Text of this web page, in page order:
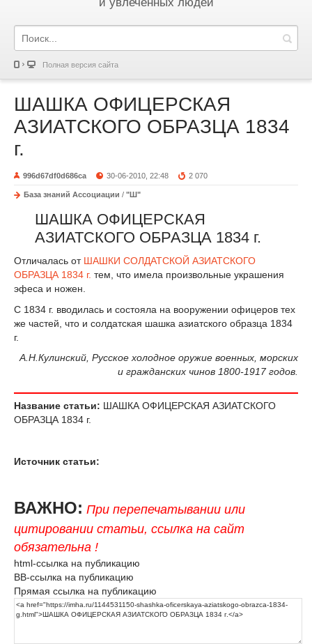
Полная версия сайта
ШАШКА ОФИЦЕРСКАЯ
АЗИАТСКОГО ОБРАЗЦА 1834
г.
996d67df0d686ca 30-06-2010, 22:48 2 070
База знаний Ассоциации / "Ш"
ШАШКА ОФИЦЕРСКАЯ
АЗИАТСКОГО ОБРАЗЦА 1834 г.
Отличалась отШАШКИ СОЛДАТСКОЙ АЗИАТСКОГО
ОБРАЗЦА 1834 г. тем, что имела произвольные украшения
эфеса и ножен.
С 1834 г. вводилась и состояла на вооружении офицеров тех
же частей, что и солдатская шашка азиатского образца 1834
г.
А.Н.Кулинский, Русское холодное оружие военных, морских
и гражданских чинов 1800-1917 годов.
Название статьи: ШАШКА ОФИЦЕРСКАЯ АЗИАТСКОГО
ОБРАЗЦА 1834 г.
Источник статьи:
ВАЖНО: При перепечатывании или
цитировании статьи, ссылка на сайт
обязательна !
html-ссылка на публикацию
BB-ссылка на публикацию
Прямая ссылка на публикацию